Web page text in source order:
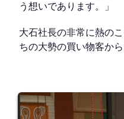
う想いであります。」
大石社長の非常に熱の
ちの大勢の買い物客か